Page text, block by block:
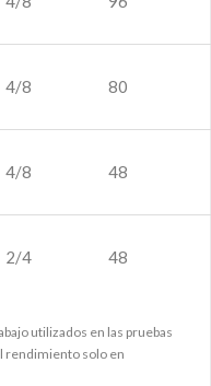
4/8 80
4/8 48
2/4 48
utilizados en las pruebas
rendimiento solo en